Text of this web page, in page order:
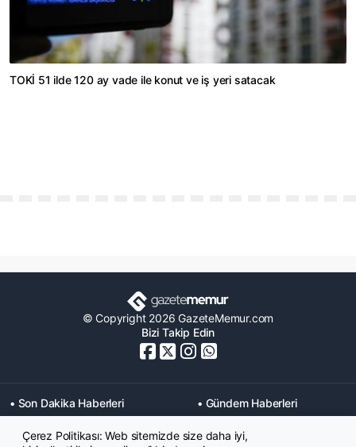
TOKİ 51 ilde 120 ay vade ile konut ve iş yeri satacak
© Copyright 2026 GazeteMemur.com
Bizi Takip Edin
• Son Dakika Haberleri
• Gündem Haberleri
• Memurlar Haberleri
• KPSS Haberleri
• Ekonomi Haberleri
• Eğitim Haberleri
Çerez Politikası: Web sitemizde size daha iyi,